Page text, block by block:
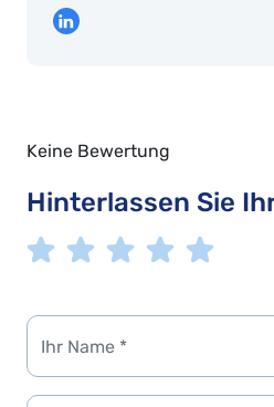
Keine Bewertung
Hinterlassen Sie